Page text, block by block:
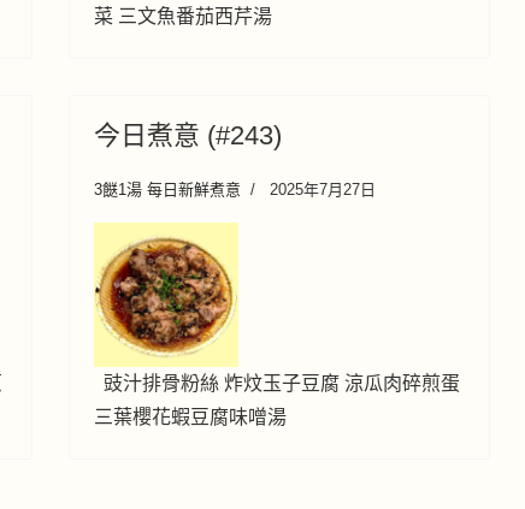
菜 三文魚番茄西芹湯
今日煮意 (#243)
3餸1湯 每日新鮮煮意 2025年7月27日
豉汁排骨粉絲 炸炆玉子豆腐 涼瓜肉碎煎蛋
三葉櫻花蝦豆腐味噌湯